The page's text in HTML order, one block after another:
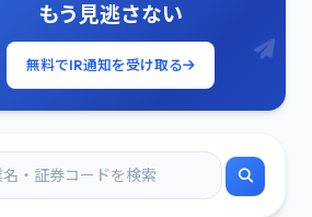
もう見逃さない
無料でIR通知を受け取る